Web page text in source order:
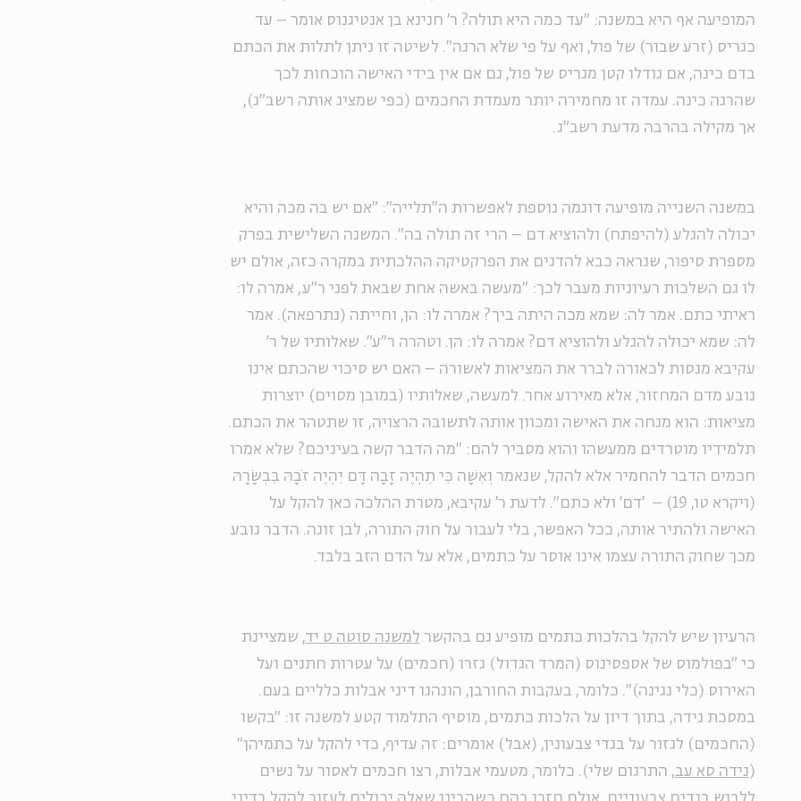
המופיעה אף היא במשנה: "עד כמה היא תולה? ר' חנינא בן אנטיגנוס אומר – עד
כגריס (זרע שבור) של פול, ואף על פי שלא הרגה". לשיטה זו ניתן לתלות את הכתם
בדם כינה, אם גודלו קטן מגריס של פול, גם אם אין בידי האישה הוכחות לכך
שהרגה כינה. עמדה זו מחמירה יותר מעמדת החכמים (כפי שמציג אותה רשב"ג),
אך מקילה בהרבה מדעת רשב"ג.
במשנה השנייה מופיעה דוגמה נוספת לאפשרות ה"תלייה": "אם יש בה מכה והיא
יכולה להגלע (להיפתח) ולהוציא דם – הרי זה תולה בה". המשנה השלישית בפרק
מספרת סיפור, שנראה כבא להדגים את הפרקטיקה ההלכתית במקרה כזה, אולם יש
לו גם השלכות רעיוניות מעבר לכך: "מעשה באשה אחת שבאת לפני ר"ע, אמרה לו:
ראיתי כתם. אמר לה: שמא מכה היתה ביך? אמרה לו: הן, וחייתה (נתרפאה). אמר
לה: שמא יכולה להגלע ולהוציא דם? אמרה לו: הן. וטהרה ר"ע". שאלותיו של ר'
עקיבא מנסות לכאורה לברר את המציאות לאשורה – האם יש סיכוי שהכתם אינו
נובע מדם המחזור, אלא מאירוע אחר. למעשה, שאלותיו (במובן מסוים) יוצרות
מציאות: הוא מנחה את האישה ומכוון אותה לתשובה הרצויה, זו שתטהר את הכתם.
תלמידיו מוטרדים ממעשהו והוא מסביר להם: "מה הדבר קשה בעיניכם? שלא אמרו
חכמים הדבר להחמיר אלא להקל, שנאמר וְאִשָּׁה כִּי תִהְיֶה זָבָה דָּם יִהְיֶה זֹבָהּ בִּבְשָׂרָהּ
(ויקרא טו, 19) – 'דם' ולא כתם". לדעת ר' עקיבא, מטרת ההלכה כאן להקל על
האישה ולהתיר אותה, ככל האפשר, בלי לעבור על חוק התורה, לבן זוגה. הדבר נובע
מכך שחוק התורה עצמו אינו אוסר על כתמים, אלא על הדם הזב בלבד.
הרעיון שיש להקל בהלכות כתמים מופיע גם בהקשר למשנה סוטה ט יד, שמציינת
כי "בפולמוס של אספסינוס (המרד הגדול) גזרו (חכמים) על עטרות חתנים ועל
האירוס (כלי נגינה)". כלומר, בעקבות החורבן, הונהגו דיני אבלות כלליים בעם.
במסכת נידה, בתוך דיון על הלכות כתמים, מוסיף התלמוד קטע למשנה זו: "בקשו
(החכמים) לגזור על בגדי צבעונין, (אבל) אומרים: זה עדיף, כדי להקל על כתמיהן"
( נידה סא עב, התרגום שלי). כלומר, מטעמי אבלות, רצו חכמים לאסור על נשים